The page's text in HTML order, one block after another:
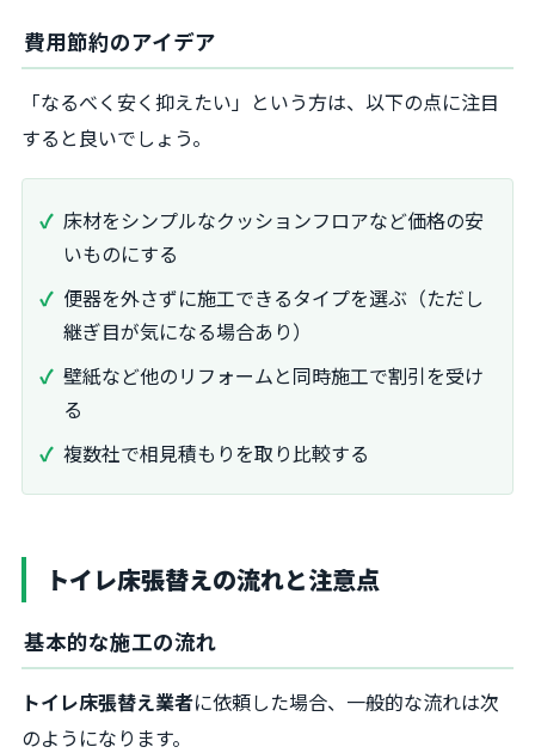
費用節約のアイデア
「なるべく安く抑えたい」という方は、以下の点に注目
すると良いでしょう。
床材をシンプルなクッションフロアなど価格の安
いものにする
便器を外さずに施工できるタイプを選ぶ（ただし
継ぎ目が気になる場合あり）
壁紙など他のリフォームと同時施工で割引を受け
る
複数社で相見積もりを取り比較する
トイレ床張替えの流れと注意点
基本的な施工の流れ
トイレ床張替え業者に依頼した場合、一般的な流れは次
のようになります。